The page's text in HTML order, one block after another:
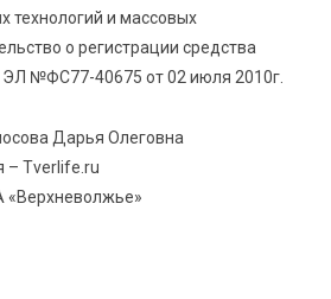
технологий и массовых
о регистрации средства
№ФС77-40675 от 02 июля 2010г.
Дарья Олеговна
– Tverlife.ru
«Верхневолжье»